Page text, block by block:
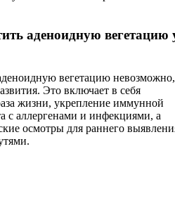
аденоидную вегетацию
вегетацию невозможно,
Это включает в себя
жизни, укрепление иммунной
с аллергенами и инфекциями, а
осмотры для раннего